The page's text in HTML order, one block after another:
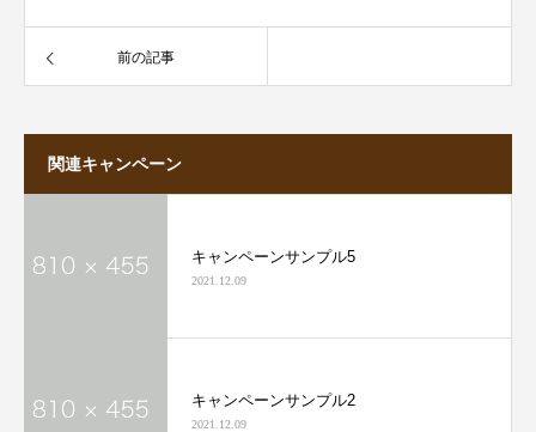
前の記事
関連キャンペーン
キャンペーンサンプル5
2021.12.09
キャンペーンサンプル2
2021.12.09